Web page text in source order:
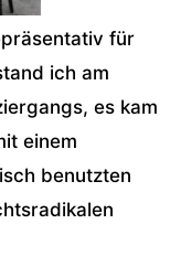
für
ich am
es kam
einem
benutzten